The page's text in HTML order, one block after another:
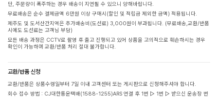
단, 주문량이 폭주하는 경우 배송이 지연될 수 있으니 양해바랍니다.
무료배송은 순수 결제금액 6만원 이상 구매시(할인 및 적립금 제외한 금액) 적용됩니다.
제주도 및 도서산간지역은 추가배송비(도선료) 3,000원이 부과됩니다. (무료배송,교환/반품
시에도 도선료는 고객님 부담)
모든 배송 과정은 CCTV로 촬영 후 출고 진행되고 있어 상품을 고의적으로 훼손하시는 경우
확인이 가능하며 교환/반품 처리 절대 불가합니다.
교환/반품 신청
교환/반품은 상품수령일부터 7일 이내 고객센터 또는 게시판으로 신청해주셔야 합니다.
회수 접수 방법 : CJ대한통운택배(1588-1255)ARS 연결 후 1번 ▷ 1번 ▷ 받으신 운송장 번